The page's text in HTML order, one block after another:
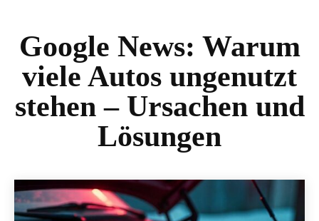
Google News: Warum
viele Autos ungenutzt
stehen – Ursachen und
Lösungen